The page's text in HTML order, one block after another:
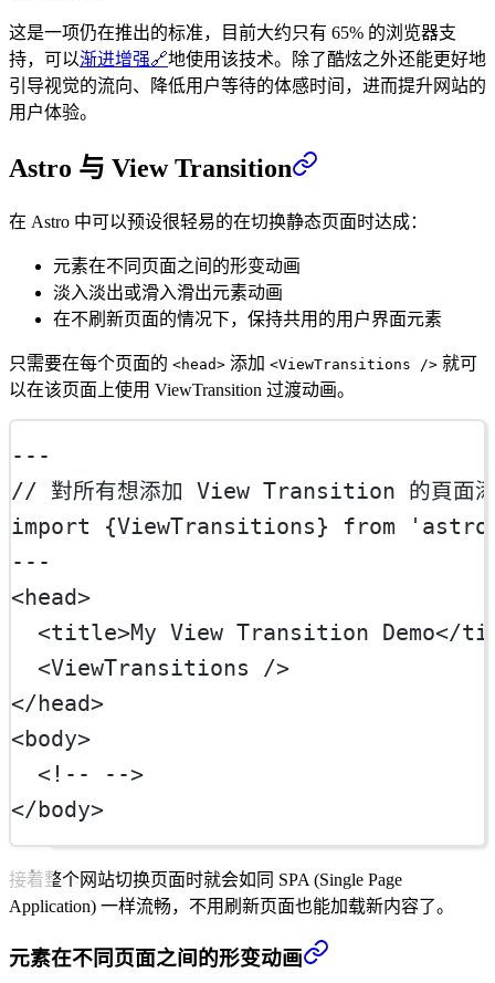
这是一项仍在推出的标准，目前大约只有 65% 的浏览器支
持，可以渐进增强🔗地使用该技术。除了酷炫之外还能更好地
引导视觉的流向、降低用户等待的体感时间，进而提升网站的
用户体验。
Astro 与 View Transition
在 Astro 中可以预设很轻易的在切换静态页面时达成：
元素在不同页面之间的形变动画
淡入淡出或滑入滑出元素动画
在不刷新页面的情况下，保持共用的用户界面元素
只需要在每个页面的 <head> 添加 <ViewTransitions /> 就可
以在该页面上使用 ViewTransition 过渡动画。
---
// 對所有想添加 View Transition 的頁
import {ViewTransitions} from
---
<head>
  <
title>My View Transition Demo</
  <
ViewTransitions />
</head>
<body>
  <!-- -->
</body>
接着整个网站切换页面时就会如同 SPA (Single Page
Application) 一样流畅，不用刷新页面也能加载新内容了。
元素在不同页面之间的形变动画